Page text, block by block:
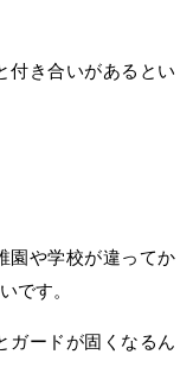
付き合いがあるとい
園や学校が違ってか
です。
ガードが固くなるん